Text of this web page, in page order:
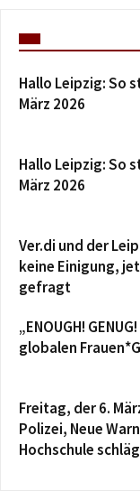
Hallo Leipzig: So
März 2026
Hallo Leipzig: So
März 2026
Ver.di und der
keine Einigung,
gefragt
„ENOUGH!
globalen
Freitag, der 6.
Polizei, Neue
Hochschule